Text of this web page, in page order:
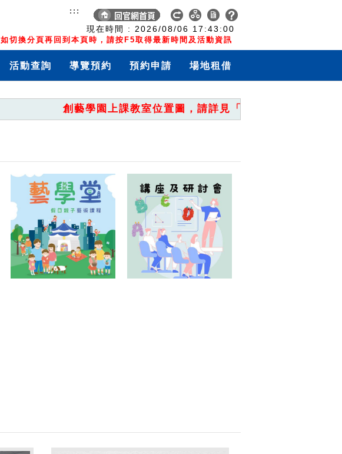
現在時間 : 2026/08/06 17:43:01
如切換分頁再回到本頁時，請按F5取得最新時間及活動資訊
:::
活動查詢 導覽預約 預約申請 場地租借
創藝學園上課教室位置圖，請詳見「重要公告」。